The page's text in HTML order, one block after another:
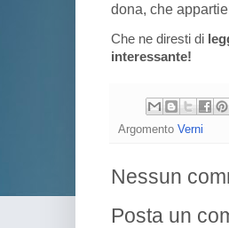
dona, che
Che ne diresti di
interessante!
Argomento Verni
Nessun
Posta un